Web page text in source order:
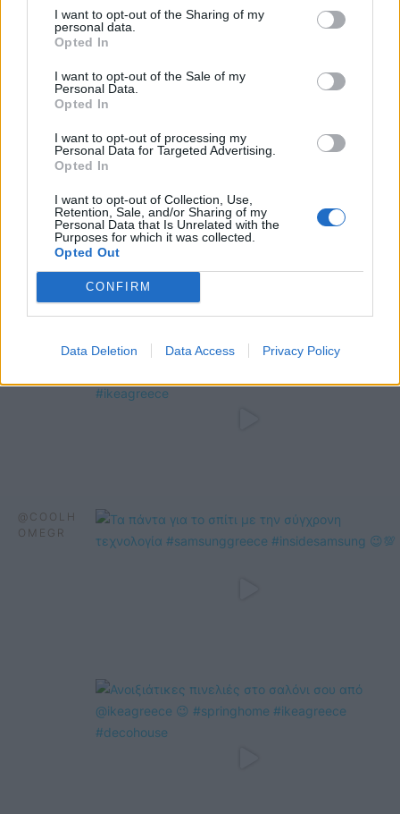
I want to opt-out of the Sharing of my
personal data.
Opted In
I want to opt-out of the Sale of my
Personal Data.
Opted In
I want to opt-out of processing my
Personal Data for Targeted Advertising.
Opted In
I want to opt-out of Collection, Use,
Retention, Sale, and/or Sharing of my
Personal Data that Is Unrelated with the
Purposes for which it was collected.
Opted Out
CONFIRM
Data Deletion Data Access Privacy Policy
@COOLH
OMEGR